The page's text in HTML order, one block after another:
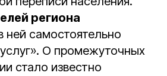
региона
ней самостоятельно
О промежуточных
стало известно